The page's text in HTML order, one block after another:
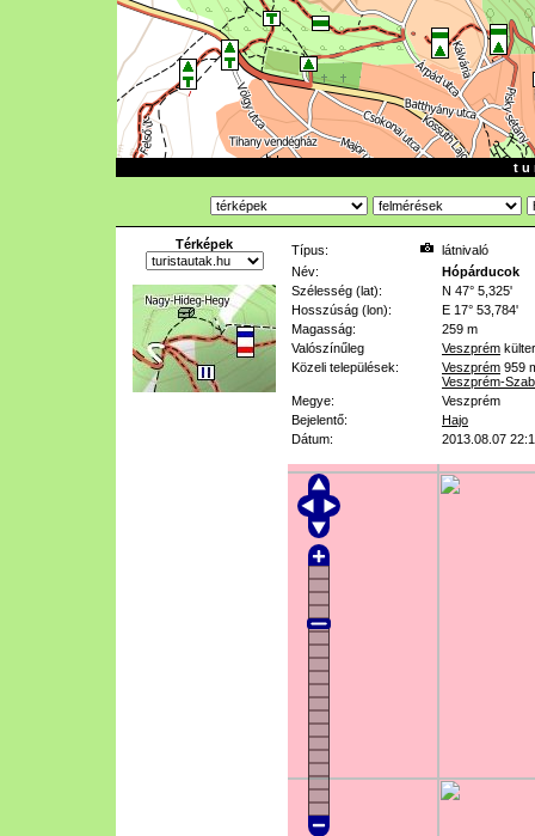
t u
Térképek Típus:
látnivaló
Név:
Hópárducok
Szélesség (lat):
N 47° 5,325'
Hosszúság (lon):
E 17° 53,784'
Magasság:
259 m
Valószínűleg
Veszprém
Közeli települések:
Veszprém 959
Veszprém-
Megye:
Veszprém
Bejelentő:
Hajo
Dátum:
2013.08.07